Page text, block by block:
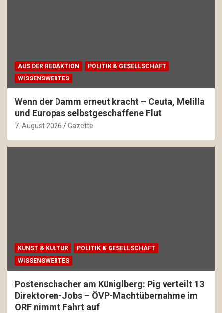
AUS DER REDAKTION
POLITIK & GESELLSCHAFT
WISSENSWERTES
Wenn der Damm erneut kracht – Ceuta, Melilla
und Europas selbstgeschaffene Flut
7. August 2026 Gazette
KUNST & KULTUR
POLITIK & GESELLSCHAFT
WISSENSWERTES
Postenschacher am Küniglberg: Pig verteilt 13
Direktoren-Jobs – ÖVP-Machtübernahme im
ORF nimmt Fahrt auf